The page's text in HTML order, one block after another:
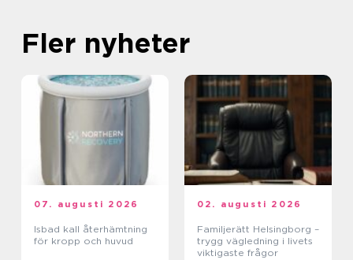
Fler nyheter
07. augusti 2026
Isbad kall återhämtning
för kropp och huvud
02. augusti 2026
Familjerätt Helsingborg –
trygg vägledning i livets
viktigaste frågor